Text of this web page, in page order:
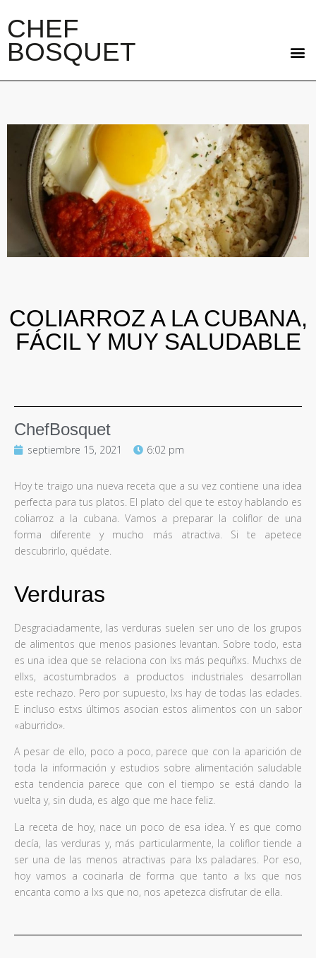
CHEF
BOSQUET
COLIARROZ A LA CUBANA,
FÁCIL Y MUY SALUDABLE
ChefBosquet
septiembre 15, 2021 6:02 pm
Hoy te traigo una nueva receta que a su vez contiene una idea
perfecta para tus platos. El plato del que te estoy hablando es
coliarroz a la cubana. Vamos a preparar la coliflor de una
forma diferente y mucho más atractiva. Si te apetece
descubrirlo, quédate.
Verduras
Desgraciadamente, las verduras suelen ser uno de los grupos
de alimentos que menos pasiones levantan. Sobre todo, esta
es una idea que se relaciona con lxs más pequñxs. Muchxs de
ellxs, acostumbrados a productos industriales desarrollan
este rechazo. Pero por supuesto, lxs hay de todas las edades.
E incluso estxs últimos asocian estos alimentos con un sabor
«aburrido».
A pesar de ello, poco a poco, parece que con la aparición de
toda la información y estudios sobre alimentación saludable
esta tendencia parece que con el tiempo se está dando la
vuelta y, sin duda, es algo que me hace feliz.
La receta de hoy, nace un poco de esa idea. Y es que como
decía, las verduras y, más particularmente, la coliflor tiende a
ser una de las menos atractivas para lxs paladares. Por eso,
hoy vamos a cocinarla de forma que tanto a lxs que nos
encanta como a lxs que no, nos apetezca disfrutar de ella.